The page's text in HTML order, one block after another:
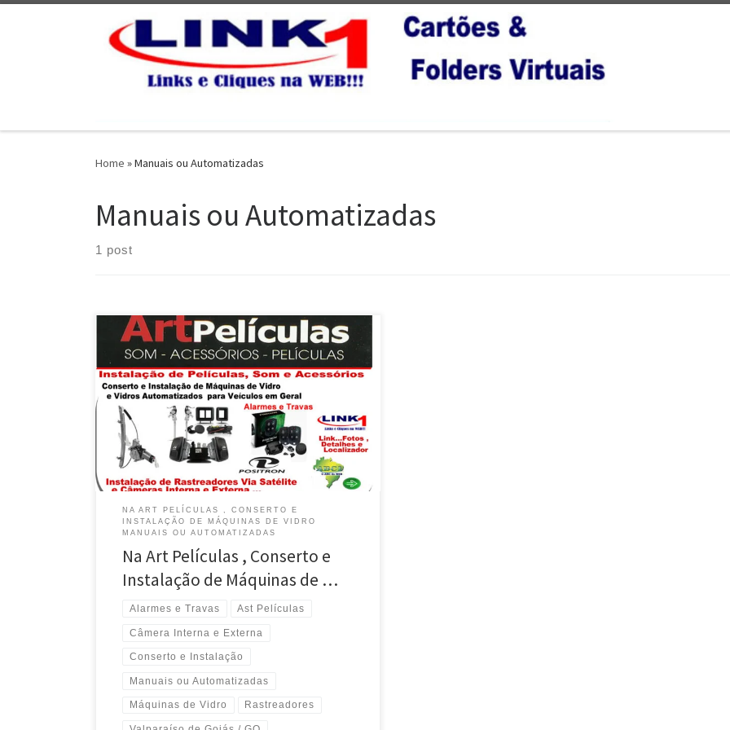
Home »Manuais ou Automatizadas
Manuais ou Automatizadas
1 post
Na Art Películas , Conserto e instalação de Máquinas
de Vidro Manuais e Automáticas Na Art Películas ,
Configuração e Instalação de Vidros Elétricos em
Valparaíso de Goiás / GO …. Conserto e instalação de
Alarmes e Travas Elétricas Positron na Art Películas ,
Valparaíso de Goiás .. Na Art Películas […]
NA ART PELÍCULAS , CONSERTO E
INSTALAÇÃO DE MÁQUINAS DE VIDRO
MANUAIS OU AUTOMATIZADAS
Na Art Películas , Conserto e
Instalação de Máquinas de …
Alarmes e Travas Ast Películas
Câmera Interna e Externa
Conserto e Instalação
Manuais ou Automatizadas
Máquinas de Vidro Rastreadores